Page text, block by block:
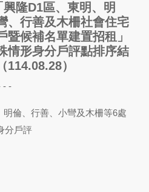
興隆D1區、東明、明
、行善及木柵社會住宅
暨候補名單建置招租」
情形身分戶評點排序結
114.08.28）
- -
倫、行善、小彎及木柵等6處
分戶評